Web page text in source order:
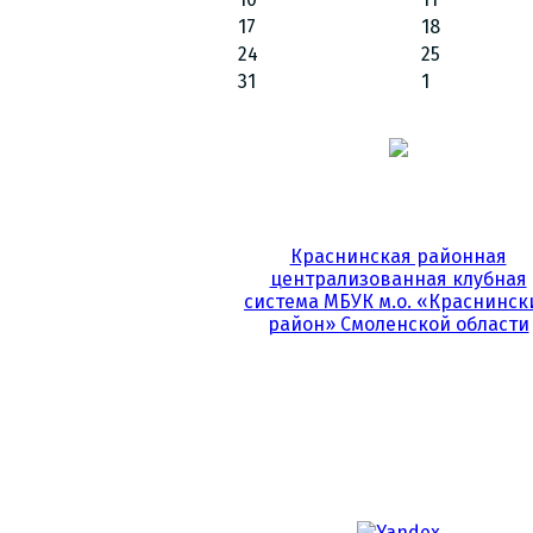
17
18
24
25
31
1
Краснинская районная
централизованная клубная
система МБУК м.о.
район» Смоленской области